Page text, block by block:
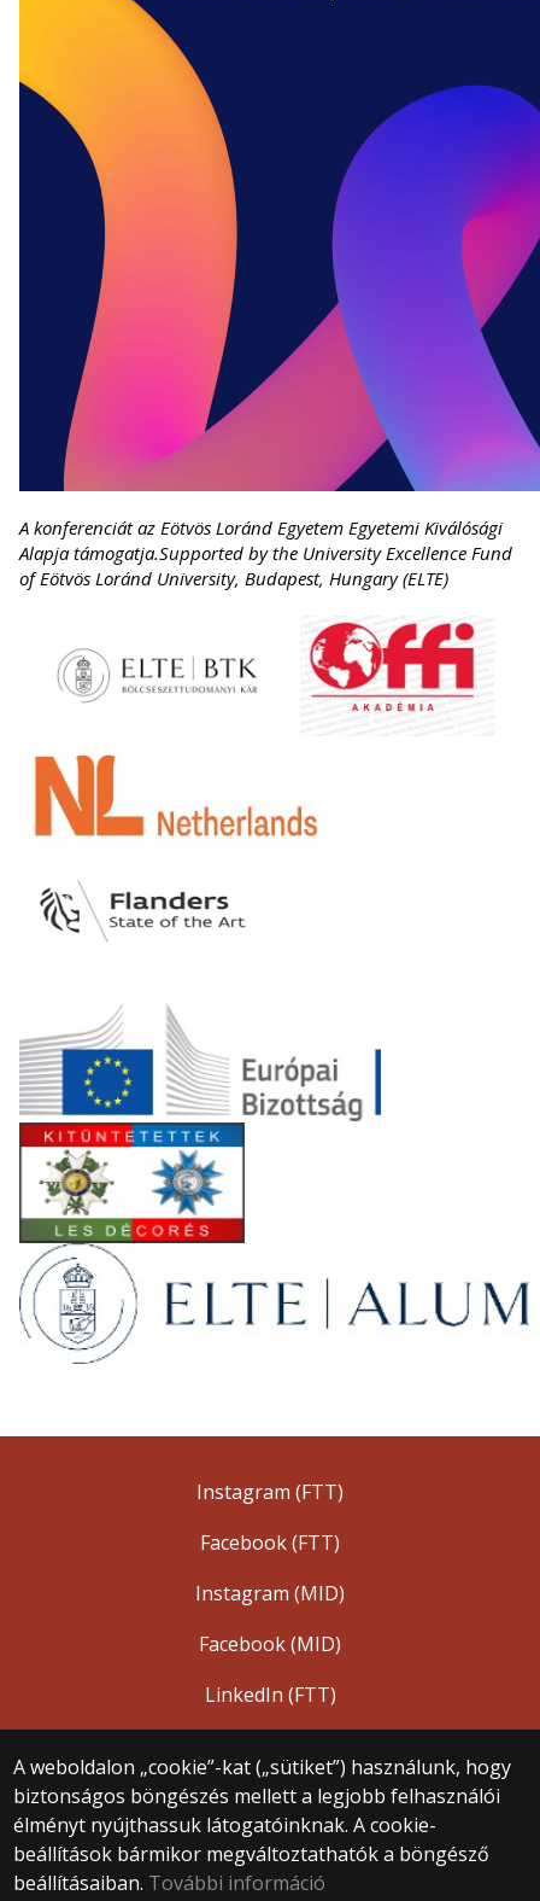
A konferenciát az Eötvös Loránd Egyetem Egyetemi Kiválósági
Alapja támogatja.Supported by the University Excellence Fund
of Eötvös Loránd University, Budapest, Hungary (ELTE)
A weboldalon „cookie”-kat („sütiket”) használunk, hogy
biztonságos böngészés mellett a legjobb felhasználói
élményt nyújthassuk látogatóinknak. A cookie-
beállítások bármikor megváltoztathatók a böngésző
beállításaiban. További információ
Instagram (FTT)
Facebook (FTT)
Instagram (MID)
Facebook (MID)
LinkedIn (FTT)
© 2025 Eötvös Loránd Tudományegyetem
Minden jog fenntartva.
1053 Budapest, Egyetem tér 1–3.
Központi telefonszám: +36 1 411 6500